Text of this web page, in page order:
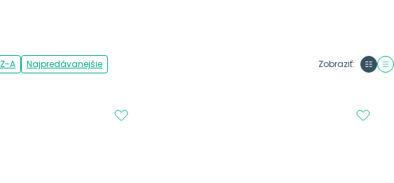
Z-A Najpredávanejšie Zobraziť: